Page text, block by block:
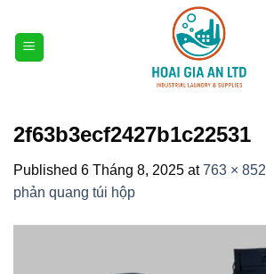
content
2f63b3ecf2427b1c22531
Published 6 Tháng 8, 2025 at763 × 852
phản quang túi hộp